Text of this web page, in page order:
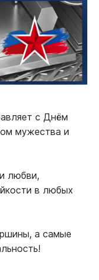
с Днём
мужества и
любви,
в любых
а самые